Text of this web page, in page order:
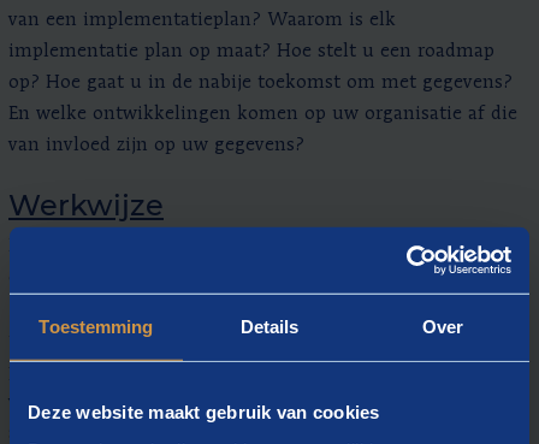
Toestemming Details Over
Deze website maakt gebruik van cookies
van een implementatieplan? Waarom is elk
implementatie plan op maat? Hoe stelt u een roadmap
op? Hoe gaat u in de nabije toekomst om met gegevens?
En welke ontwikkelingen komen op uw organisatie af die
van invloed zijn op uw gegevens?
Werkwijze
De leergang kent een gezonde afwisseling tussen theorie
en praktijk. In deze leergang gaat u zelf aan de hand van
instrumenten. Elke trainingsdag sluiten we af met een
voorbereidt. Deze praktijkopdracht is gericht op een